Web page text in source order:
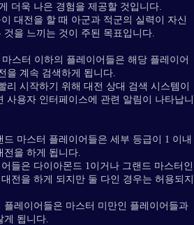
더욱 나은 경험을 제공할 것입니다.
대전을 할 때 아군과 적군의 실력이 자신
것을 느끼는 것이 주된 목표입니다.
스터 이하의 플레이어들은 해당 플레이어
을 계속 검색하게 됩니다.
리 시작하기 위해 대전 상대 검색 시스템이
사용자 인터페이스에 관련 알림이 나타납니
드 마스터 플레이어들은 세부 등급이 1 이내
을 하게 됩니다.
들은 다이아몬드 1이거나 그랜드 마스터인
전을 하게 되지만 둘 다인 경우는 허용되지
플레이어들은 마스터 미만인 플레이어들과
게 됩니다.